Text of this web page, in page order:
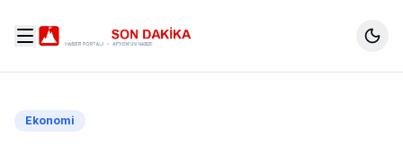
Ekonomi